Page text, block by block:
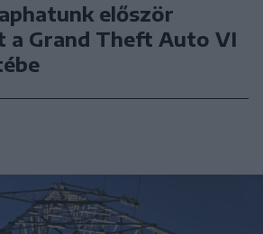
először
a Grand Theft Auto VI